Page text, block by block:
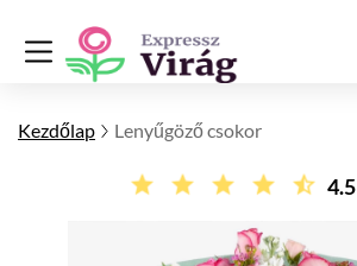
Kezdőlap Lenyűgöző csokor
4.5